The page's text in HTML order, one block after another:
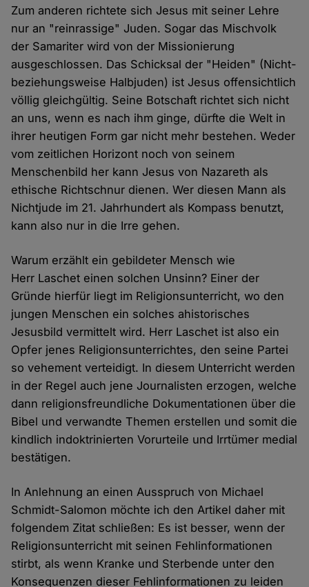
Zum anderen richtete sich Jesus mit seiner Lehre
nur an "reinrassige" Juden. Sogar das Mischvolk
der Samariter wird von der Missionierung
ausgeschlossen. Das Schicksal der "Heiden" (Nicht-
beziehungsweise Halbjuden) ist Jesus offensichtlich
völlig gleichgültig. Seine Botschaft richtet sich nicht
an uns, wenn es nach ihm ginge, dürfte die Welt in
ihrer heutigen Form gar nicht mehr bestehen. Weder
vom zeitlichen Horizont noch von seinem
Menschenbild her kann Jesus von Nazareth als
ethische Richtschnur dienen. Wer diesen Mann als
Nichtjude im 21. Jahrhundert als Kompass benutzt,
kann also nur in die Irre gehen.
Warum erzählt ein gebildeter Mensch wie
Herr Laschet einen solchen Unsinn? Einer der
Gründe hierfür liegt im Religionsunterricht, wo den
jungen Menschen ein solches ahistorisches
Jesusbild vermittelt wird. Herr Laschet ist also ein
Opfer jenes Religionsunterrichtes, den seine Partei
so vehement verteidigt. In diesem Unterricht werden
in der Regel auch jene Journalisten erzogen, welche
dann religionsfreundliche Dokumentationen über die
Bibel und verwandte Themen erstellen und somit die
kindlich indoktrinierten Vorurteile und Irrtümer medial
bestätigen.
In Anlehnung an einen Ausspruch von Michael
Schmidt-Salomon möchte ich den Artikel daher mit
folgendem Zitat schließen: Es ist besser, wenn der
Religionsunterricht mit seinen Fehlinformationen
stirbt, als wenn Kranke und Sterbende unter den
Konsequenzen dieser Fehlinformationen zu leiden